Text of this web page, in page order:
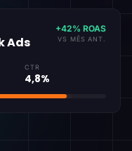
Ads
+42% ROAS
VS MÊS ANT.
CTR
4,8%